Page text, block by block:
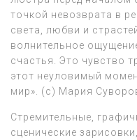
точкой невозврата в
света, любви и
волнительное
счастья. Это чувство
этот неуловимый
мир». (с) Мария
Стремительные,
сценические